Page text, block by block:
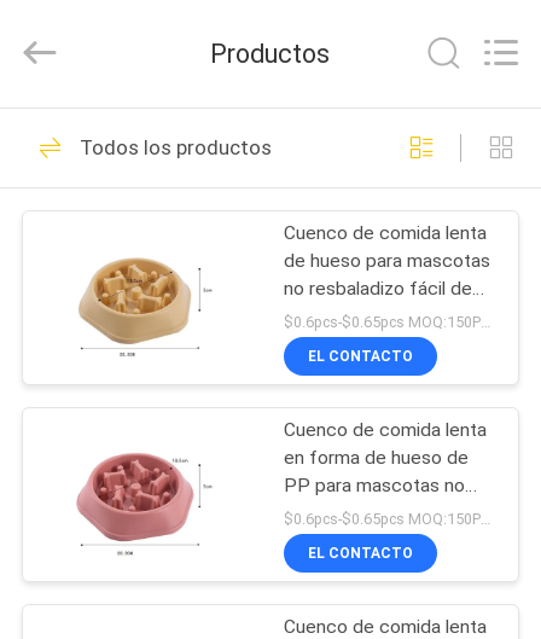
HOGAR
PRODUCTOS
SOBRE
NOSOTROS
VIAJE
FÁBRICA
ÉNTRENOS
Pets2Go
Trading
Rights
Correo retractable
doméstico
86
Correo del arnés del
animal doméstico
87
Productos
Todos los productos
Cuenco de comida lenta
de hueso para mascotas
no resbaladizo fácil de
enjuagar Cuenco anti
asfixia para perros
pequeños y medianos
$0.6pcs-$0.65pcs MOQ:150PCS
EL CONTACTO
Cuenco de comida lenta
en forma de hueso de
PP para mascotas no
resbaladizo Cuenco para
perros pequeño y
mediano
EL CONTACTO
Cuenco de comida lenta